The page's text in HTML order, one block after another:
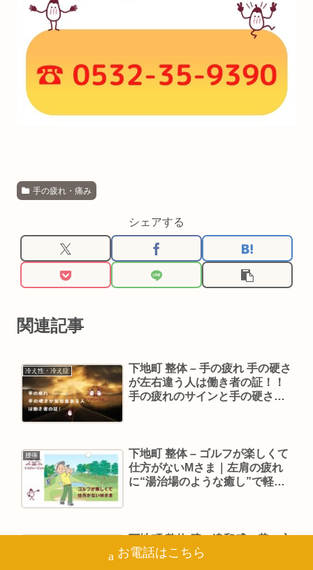
手の疲れ・痛み
シェアする
関連記事
冷え性・冷え症
下地町 整体 – 手の疲れ 手の硬さ
が左右違う人は働き者の証！！
手の疲れのサインと手の硬さの
腰痛
下地町 整体 – ゴルフが楽しくて
仕方がないMさま｜左肩の疲れ
に“湯治場のような癒し”で軽く
下地町 整体 腕の違和感 – 昔の交
通事故から腕の違和感があるS
お電話はこちら